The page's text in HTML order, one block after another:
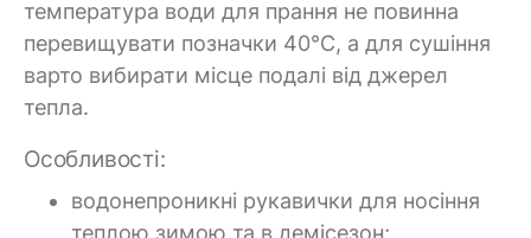
температура води для прання не повинна
перевищувати позначки 40°C, а для сушіння
варто вибирати місце подалі від джерел
тепла.
Особливості:
водонепроникні рукавички для носіння
теплою зимою та в демісезон;